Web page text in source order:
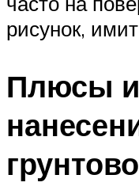
рисунок,
Плюсы